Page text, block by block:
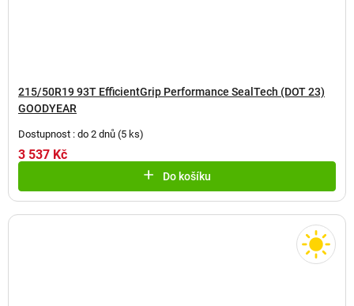
215/50R19 93T EfficientGrip Performance SealTech (DOT 23)
GOODYEAR
Dostupnost : do 2 dnů (5 ks)
3 537 Kč
Do košíku